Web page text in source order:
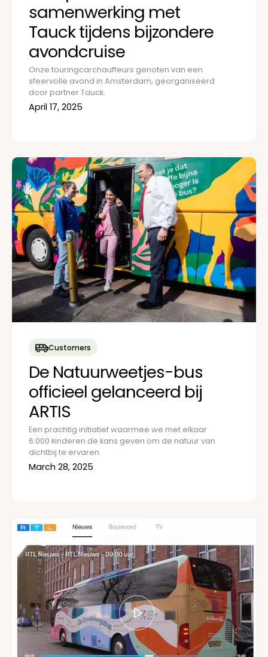
samenwerking met
Tauck tijdens bijzondere
avondcruise
Onze touringcarchauffeurs genoten van een
sfeervolle avond in Amsterdam, georganiseerd
door partner Tauck.
April 17, 2025
Customers
De Natuurweetjes-bus
officieel gelanceerd bij
ARTIS
Een prachtig initiatief waarmee we met elkaar
6.000 kinderen de kans geven om de natuur van
dichtbij te ervaren.
March 28, 2025